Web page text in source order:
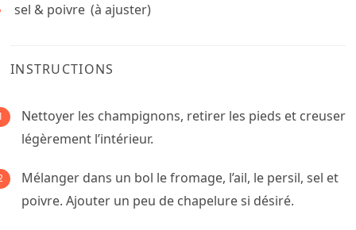
sel & poivre (à ajuster)
INSTRUCTIONS
Nettoyer les champignons, retirer les pieds et creuser
légèrement l’intérieur.
Mélanger dans un bol le fromage, l’ail, le persil, sel et
poivre. Ajouter un peu de chapelure si désiré.